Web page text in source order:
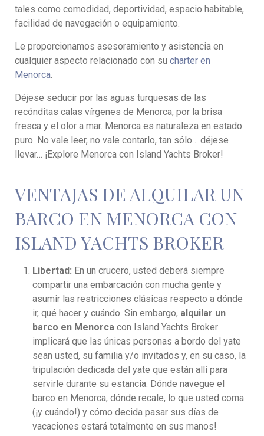
tales como comodidad, deportividad, espacio habitable,
facilidad de navegación o equipamiento.
Le proporcionamos asesoramiento y asistencia en
cualquier aspecto relacionado con su charter en
Menorca.
Déjese seducir por las aguas turquesas de las
recónditas calas vírgenes de Menorca, por la brisa
fresca y el olor a mar. Menorca es naturaleza en estado
puro. No vale leer, no vale contarlo, tan sólo… déjese
llevar… ¡Explore Menorca con Island Yachts Broker!
VENTAJAS DE ALQUILAR UN
BARCO EN MENORCA CON
ISLAND YACHTS BROKER
Libertad: En un crucero, usted deberá siempre
compartir una embarcación con mucha gente y
asumir las restricciones clásicas respecto a dónde
ir, qué hacer y cuándo. Sin embargo, alquilar un
barco en Menorca con Island Yachts Broker
implicará que las únicas personas a bordo del yate
sean usted, su familia y/o invitados y, en su caso, la
tripulación dedicada del yate que están allí para
servirle durante su estancia. Dónde navegue el
barco en Menorca, dónde recale, lo que usted coma
(¡y cuándo!) y cómo decida pasar sus días de
vacaciones estará totalmente en sus manos!